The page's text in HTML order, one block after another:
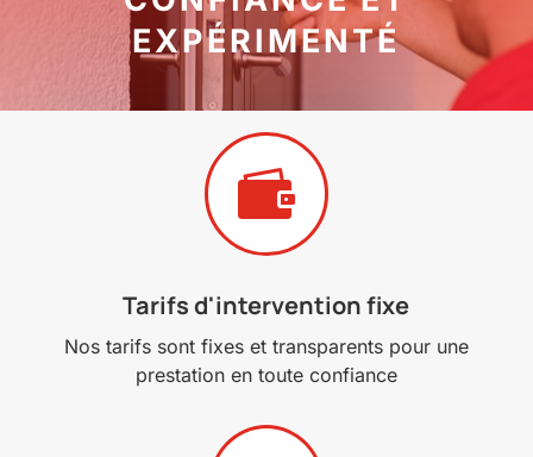
EXPÉRIMENTÉ

Tarifs d'intervention fixe
Nos tarifs sont fixes et transparents pour une
prestation en toute confiance